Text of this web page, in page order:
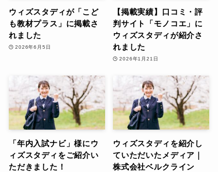
ウィズスタディが「こど
も教材プラス」に掲載さ
れました
2026年6月5日
【掲載実績】口コミ・評
判サイト「モノコエ」に
ウィズスタディが紹介さ
れました
2026年1月21日
「年内入試ナビ」様にウ
ィズスタディをご紹介い
ただきました！
ウィズスタディを紹介し
ていただいたメディア｜
株式会社ベルクライン